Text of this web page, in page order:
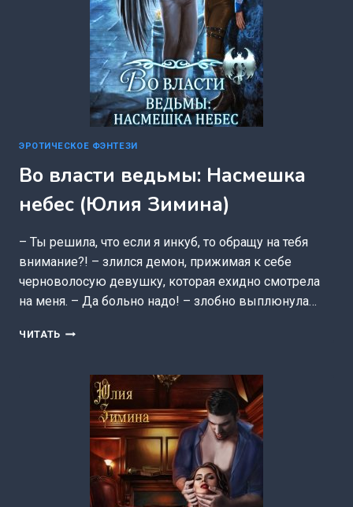
ЭРОТИЧЕСКОЕ ФЭНТЕЗИ
Во власти ведьмы: Насмешка
небес (Юлия Зимина)
– Ты решила, что если я инкуб, то обращу на тебя
внимание?! – злился демон, прижимая к себе
черноволосую девушку, которая ехидно смотрела
на меня. – Да больно надо! – злобно выплюнула…
ЧИТАТЬ ВО
НАСМЕШКА
(ЮЛИЯ
ЗИМИНА)